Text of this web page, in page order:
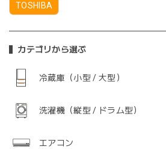
TOSHIBA
カテゴリから選ぶ
冷蔵庫（小型 / 大型）
洗濯機（縦型 / ドラム型）
エアコン